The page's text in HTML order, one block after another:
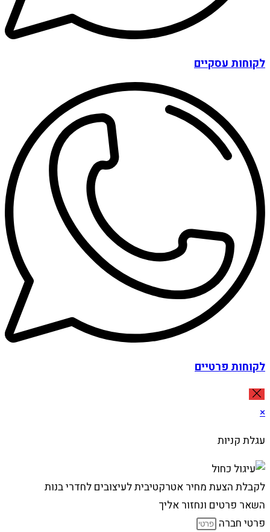
לקוחות עסקיים
לקוחות פרטיים
×
עגלת קניות
לקבלת הצעת מחיר אטרקטיבית לעיצובים לחדרי בנות
השאר פרטים ונחזור אליך
פרטי חברה